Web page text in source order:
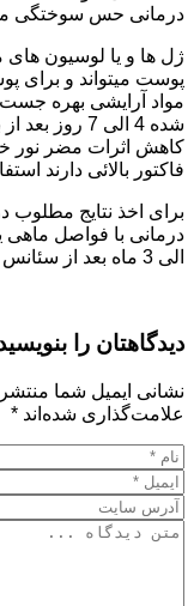
درمانی حس سوختگی
ژل ها و یا لوسیون
پوست میتواند و برای
مواد آرایشی بهره
شده 4 الی 7
کاهش اثرات مضر نور
فاکتور بالائی دارند
الی 3 ماه بعد از سئانس های درمانی قابل مشاهده خواهد بود .
دیدگاهتان را
نشانی ایمیل شما
علامت‌گذاری شده‌اند *